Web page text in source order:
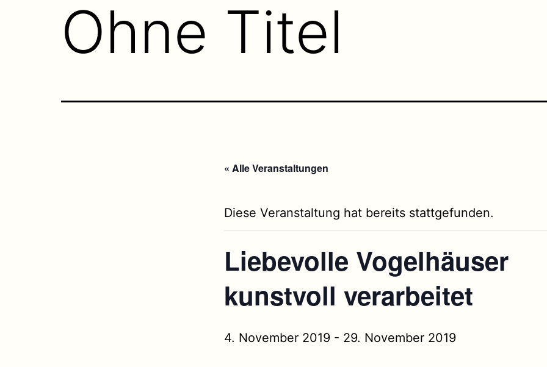
Ohne Titel
« Alle Veranstaltungen
Diese Veranstaltung hat bereits stattgefunden.
Liebevolle Vogelhäuser
kunstvoll verarbeitet
4. November 2019 - 29. November 2019